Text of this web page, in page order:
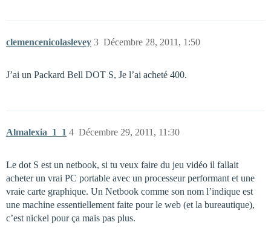
clemencenicolaslevey Décembre 28, 2011, 1:50
3
J’ai un Packard Bell DOT S, Je l’ai acheté 400.
Almalexia_1_1 Décembre 29, 2011, 11:30
4
Le dot S est un netbook, si tu veux faire du jeu vidéo il fallait
acheter un vrai PC portable avec un processeur performant et une
vraie carte graphique. Un Netbook comme son nom l’indique est
une machine essentiellement faite pour le web (et la bureautique),
c’est nickel pour ça mais pas plus.